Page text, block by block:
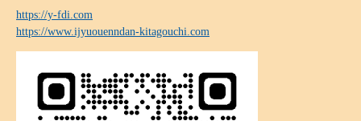
https://y-fdi.com
https://www.ijyuouenndan-kitagouchi.com